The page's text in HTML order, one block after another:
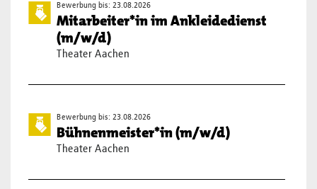
Bewerbung bis: 23.08.2026
Mitarbeiter*in im Ankleidedienst
(m/w/d)
Theater Aachen
Bewerbung bis: 23.08.2026
Bühnenmeister*in (m/w/d)
Theater Aachen